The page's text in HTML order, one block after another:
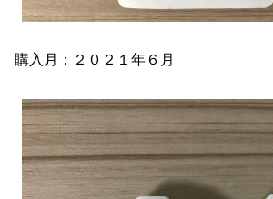
購入月：２０２１年６月